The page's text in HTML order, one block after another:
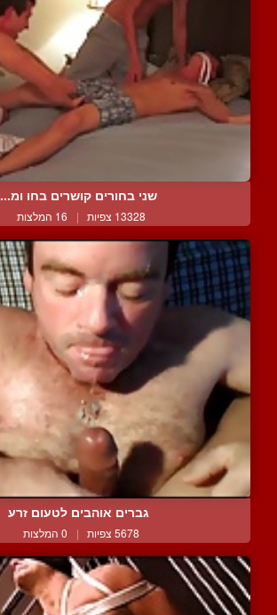
שני בחורים קושרים בחו ומ...
13328 צפיות | 16 המלצות
גברים אוהבים לטעום זרע
5678 צפיות | 0 המלצות